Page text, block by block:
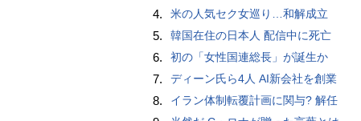
4. 米の人気セク女巡り…和解成立
5. 韓国在住の日本人 配信中に死亡
6. 初の「女性国連総長」が誕生か
7. ディーン氏ら4人 AI新会社を創業
8. イラン体制転覆計画に関与? 解任